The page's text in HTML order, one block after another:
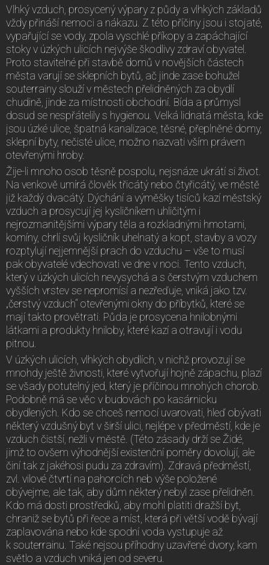
Vlhký vzduch, prosycený výpary z půdy a vlhkých základů
vždy přináší nemoci a nákazu. Z této příčiny jsou i stojaté,
vypařující se vody, zpola vyschlé příkopy a zapáchající
stoky v úzkých ulicích nejvýše škodlivy zdraví obyvatel.
Proto stavitelné při stavbě domů v novějších částech
města varují se sklepních bytů, ač jinde zase bohužel
souterrainy slouží v městech přelidněných za obydlí
chudině, jinde za místnosti obchodní. Bída a průmysl
dosud se nespřátelily s hygienou. Velká lidnatá města, kde
jsou úzké ulice, špatná kanalizace, těsné, přeplněné domy,
sklepní byty, nečisté ulice, možno nazvati vším právem
otevřenými hroby.
Žije-li mnoho osob těsně pospolu, nejsnáze ukrátí si život.
Na venkově umírá člověk třicátý nebo čtyřicátý, ve městě
již každý dvacátý. Dýchání a výměšky tisíců kazí městský
vzduch a prosycují jej kysličníkem uhličitým i
nejrozmanitějšími výpary těla a rozkladnými hmotami,
komíny, chrlí svůj kysličník uhelnatý a kopt, stavby a vozy
rozptylují nejjemnější prach do vzduchu – vše to musí
pak obyvatelé vdechovati ve dne v noci. Tento vzduch,
který v úzkých ulicích nevysychá a s čerstvým vzduchem
vyšších vrstev se nepromísí a nezřeďuje, vniká jako tzv.
„čerstvý vzduch“ otevřenými okny do příbytků, které se
mají takto provětrati. Půda je prosycena hnilobnými
látkami a produkty hniloby, které kazí a otravují i vodu
pitnou.
V úzkých ulicích, vlhkých obydlích, v nichž provozují se
mnohdy ještě živnosti, které vytvořují hojně zápachu, plazí
se všady potutelný jed, který je příčinou mnohých chorob.
Podobně má se věc v budovách po kasárnicku
obydlených. Kdo se chceš nemocí uvarovati, hleď obývati
některý vzdušný byt v širší ulici, nejlépe v předměstí, kde je
vzduch čistší, nežli v městě. (Této zásady drží se Židé,
jimž to ovšem výhodnější existenční poměry dovolují, ale
činí tak z jakéhosi pudu za zdravím). Zdravá předměstí,
zvl. vilové čtvrtí na pahorcích neb výše položené
obývejme, ale tak, aby dům některý nebyl zase přelidněn.
Kdo má dosti prostředků, aby mohl platiti dražší byt,
chraniž se bytů při řece a míst, která při větší vodě bývají
zaplavována nebo kde spodní voda vystupuje až
k souterrainu. Také nejsou příhodny uzavřené dvory, kam
světlo a vzduch vniká jen od severu.